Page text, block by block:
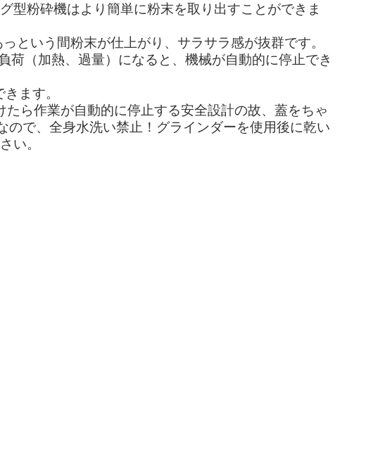
型粉砕機はより簡単に粉末を取り出すことができま
という間粉末が仕上がり、サラサラ感が抜群です。
荷（加熱、過量）になると、機械が自動的に停止でき
ます。
ら作業が自動的に停止する安全設計の故、蓋をちゃ
で、全身水洗い禁止！グラインダーを使用後に乾い
い。